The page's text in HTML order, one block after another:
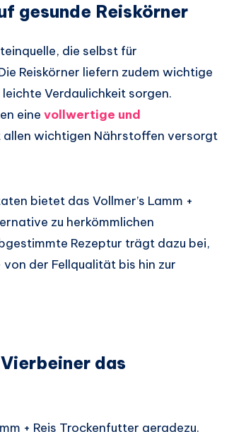
gesunde Reiskörner
die selbst für
Reiskörner liefern zudem wichtige
Verdaulichkeit sorgen.
eine vollwertige und
allen wichtigen Nährstoffen versorgt
bietet das Vollmer’s Lamm +
zu herkömmlichen
Rezeptur trägt dazu bei,
der Fellqualität bis hin zur
das
+ Reis Trockenfutter geradezu.